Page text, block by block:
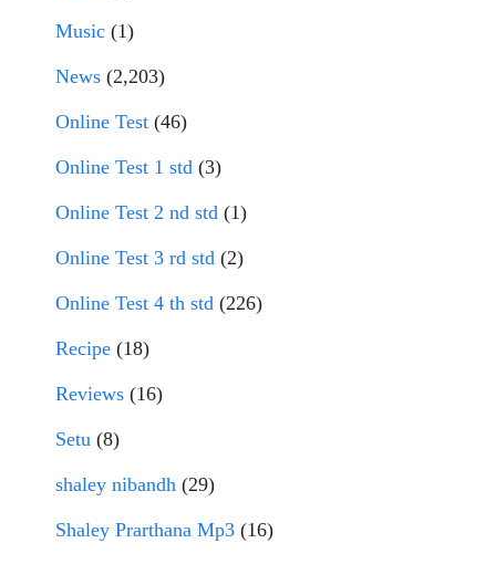
Music (1)
News (2,203)
Online Test (46)
Online Test 1 std (3)
Online Test 2 nd std (1)
Online Test 3 rd std (2)
Online Test 4 th std (226)
Recipe (18)
Reviews (16)
Setu (8)
shaley nibandh (29)
Shaley Prarthana Mp3 (16)